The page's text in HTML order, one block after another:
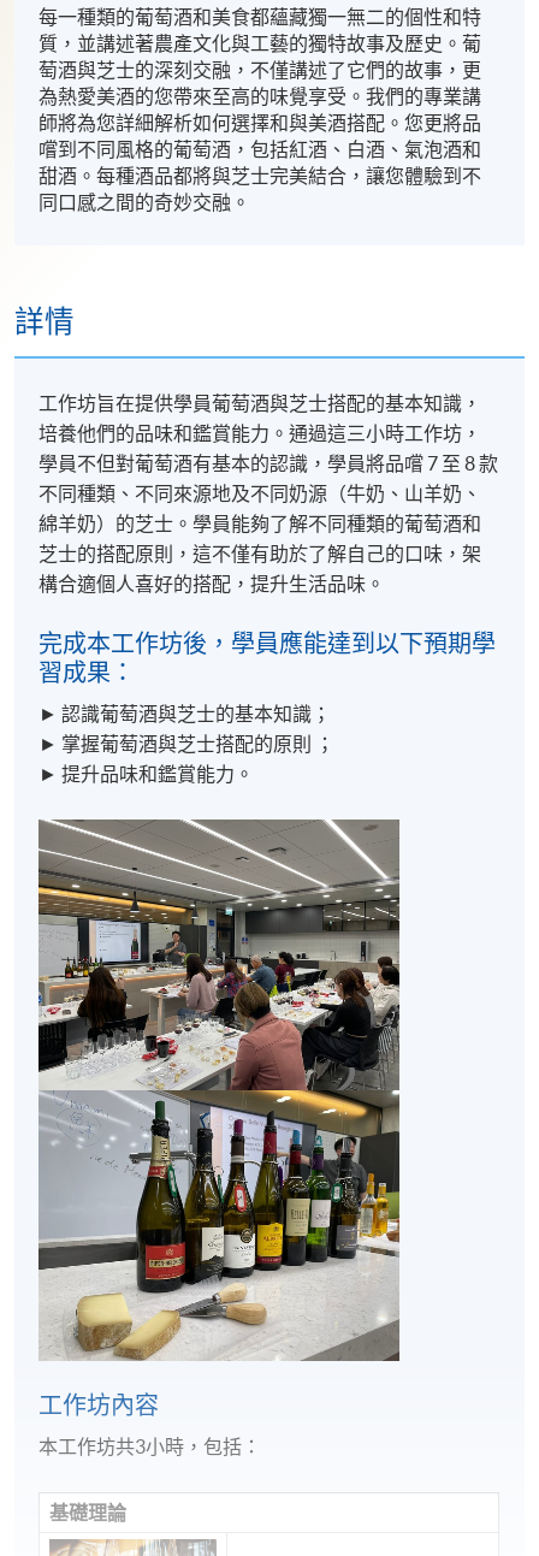
每一種類的葡萄酒和美食都蘊藏獨一無二的個性和特
質，並講述著農產文化與工藝的獨特故事及歷史。葡
萄酒與芝士的深刻交融，不僅講述了它們的故事，更
為熱愛美酒的您帶來至高的味覺享受。我們的專業講
師將為您詳細解析如何選擇和與美酒搭配。您更將品
嚐到不同風格的葡萄酒，包括紅酒、白酒、氣泡酒和
甜酒。每種酒品都將與芝士完美結合，讓您體驗到不
同口感之間的奇妙交融。
詳情
工作坊旨在提供學員葡萄酒與芝士搭配的基本知識，
培養他們的品味和鑑賞能力。通過這三小時工作坊，
學員不但對葡萄酒有基本的認識，學員將品嚐 7 至 8 款
不同種類、不同來源地及不同奶源（牛奶、山羊奶、
綿羊奶）的芝士。學員能夠了解不同種類的葡萄酒和
芝士的搭配原則，這不僅有助於了解自己的口味，架
構合適個人喜好的搭配，提升生活品味。
完成本工作坊後，學員應能達到以下預期學
習成果：
► 認識葡萄酒與芝士的基本知識；
► 掌握葡萄酒與芝士搭配的原則 ；
► 提升品味和鑑賞能力。
工作坊內容
本工作坊共3小時，包括：
基礎理論